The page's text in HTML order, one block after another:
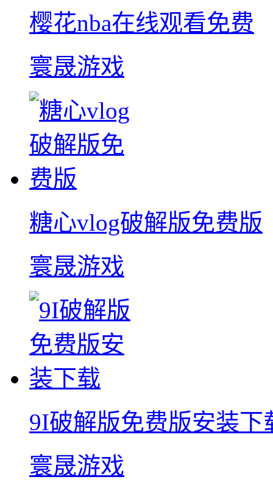
樱花nba在线观看免费
寰晟游戏
糖心vlog破解版免费版
寰晟游戏
9I破解版免费版安装下
寰晟游戏